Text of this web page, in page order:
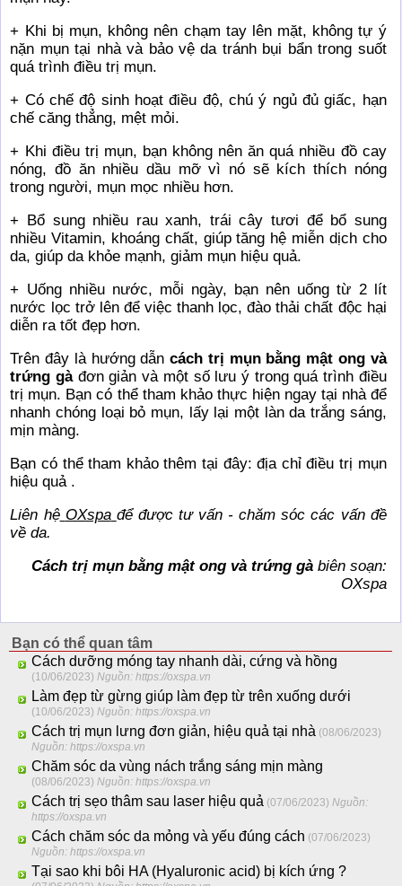
+ Khi bị mụn, không nên chạm tay lên mặt, không tự ý
nặn mụn tại nhà và bảo vệ da tránh bụi bẩn trong suốt
quá trình điều trị mụn.
+ Có chế độ sinh hoạt điều độ, chú ý ngủ đủ giấc, hạn
chế căng thẳng, mệt mỏi.
+ Khi điều trị mụn, bạn không nên ăn quá nhiều đồ cay
nóng, đồ ăn nhiều dầu mỡ vì nó sẽ kích thích nóng
trong người, mụn mọc nhiều hơn.
+ Bổ sung nhiều rau xanh, trái cây tươi để bổ sung
nhiều Vitamin, khoáng chất, giúp tăng hệ miễn dịch cho
da, giúp da khỏe mạnh, giảm mụn hiệu quả.
+ Uống nhiều nước, mỗi ngày, bạn nên uống từ 2 lít
nước lọc trở lên để việc thanh lọc, đào thải chất độc hại
diễn ra tốt đẹp hơn.
Trên đây là hướng dẫncách trị mụn bằng mật ong và
trứng gà đơn giản và một số lưu ý trong quá trình điều
trị mụn. Bạn có thể tham khảo thực hiện ngay tại nhà để
nhanh chóng loại bỏ mụn, lấy lại một làn da trắng sáng,
mịn màng.
Bạn có thể tham khảo thêm tại đây:địa chỉ điều trị mụn
hiệu quả .
Liên hệ OXspa để được tư vấn - chăm sóc các vấn đề
về da.
Cách trị mụn bằng mật ong và trứng gà biên soạn:
OXspa
Bạn có thể quan tâm
Cách dưỡng móng tay nhanh dài, cứng và hồng
(10/06/2023)Nguồn: https://oxspa.vn
Làm đẹp từ gừng giúp làm đẹp từ trên xuống dưới
(10/06/2023)Nguồn: https://oxspa.vn
Cách trị mụn lưng đơn giản, hiệu quả tại nhà (08/06/2023)
Nguồn: https://oxspa.vn
Chăm sóc da vùng nách trắng sáng mịn màng
(08/06/2023)Nguồn: https://oxspa.vn
Cách trị sẹo thâm sau laser hiệu quả (07/06/2023)Nguồn:
https://oxspa.vn
Cách chăm sóc da mỏng và yếu đúng cách (07/06/2023)
Nguồn: https://oxspa.vn
Tại sao khi bôi HA (Hyaluronic acid) bị kích ứng ?